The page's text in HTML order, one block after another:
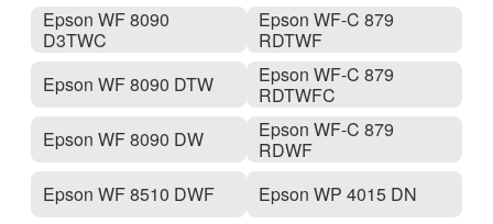
Epson WF 8090
D3TWC
Epson WF 8090 DTW
Epson WF 8090 DW
Epson WF 8510 DWF
Epson WF-C 879
RDTWF
Epson WF-C 879
RDTWFC
Epson WF-C 879
RDWF
Epson WP 4015 DN